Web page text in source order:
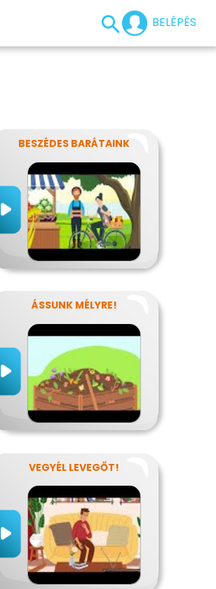
BELÉPÉS
BESZÉDES BARÁTAINK
ÁSSUNK MÉLYRE!
VEGYÉL LEVEGŐT!